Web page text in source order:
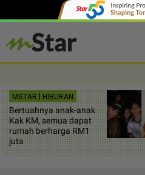
MSTAR | HIBURAN
Bertuahnya anak-anak
Kak KM, semua dapat
rumah berharga RM1
juta